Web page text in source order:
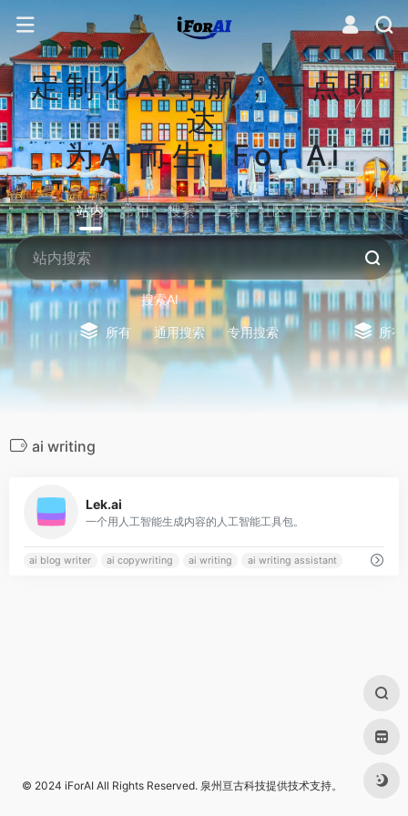
定制化Ai导航，一点即
达
为Ai而生i For Ai
站内 常用 搜索 工具 社区 生活
搜索AI
所有 通用搜索 专用搜索 所有
ai writing
Lek.ai
一个用人工智能生成内容的人工智能工具包。
ai blog writer ai copywriting ai writing ai writing assistant
© 2024 iForAI All Rights Reserved. 泉州亘古科技提供技术支持。